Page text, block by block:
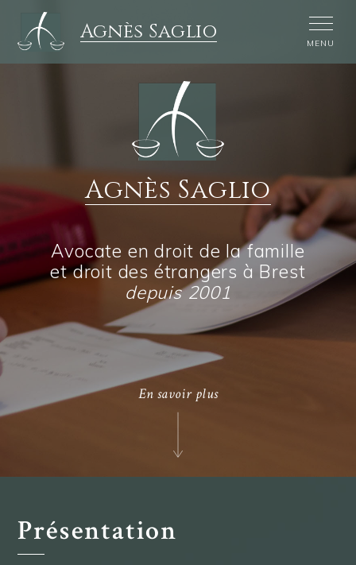
Agnès Saglio MENU
Agnès Saglio
Avocate en droit de la famille
et droit des étrangers à Brest
depuis 2001
En savoir plus
Présentation